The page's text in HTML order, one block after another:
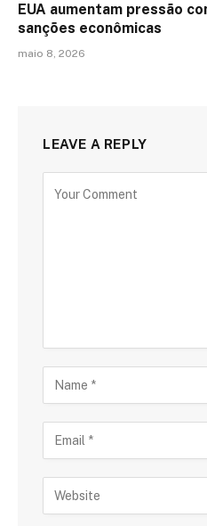
EUA aumentam pressão
sanções econômicas
maio 8, 2026
LEAVE A REPLY